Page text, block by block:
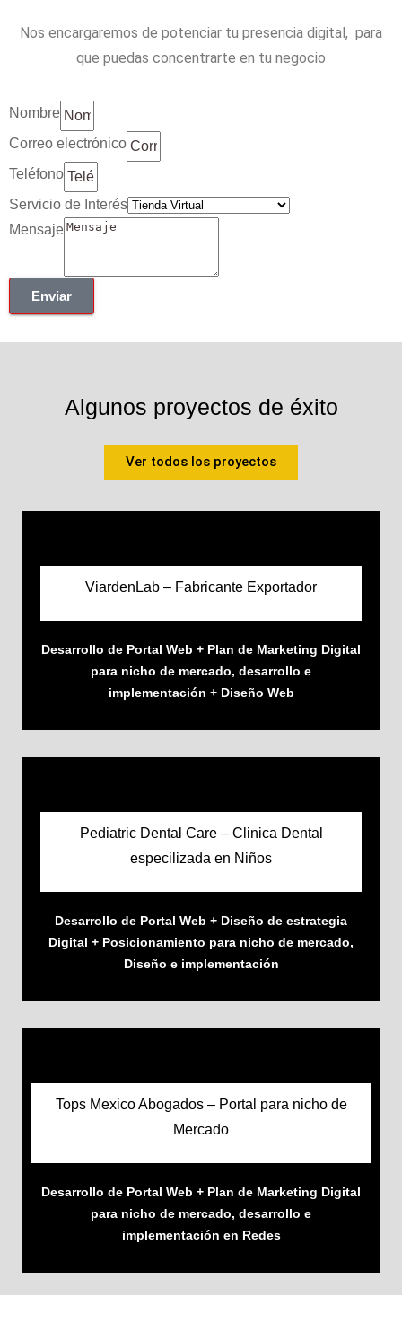
Nos encargaremos de potenciar tu presencia digital, para
que puedas concentrarte en tu negocio
Nombre
Correo electrónico
Teléfono
Servicio de Interés
Mensaje
Enviar
Algunos proyectos de éxito
Ver todos los proyectos
ViardenLab – Fabricante Exportador
Desarrollo de Portal Web + Plan de Marketing Digital
para nicho de mercado, desarrollo e
implementación + Diseño Web
Pediatric Dental Care – Clinica Dental
especilizada en Niños
Desarrollo de Portal Web + Diseño de estrategia
Digital + Posicionamiento para nicho de mercado,
Diseño e implementación
Tops Mexico Abogados – Portal para nicho de
Mercado
Desarrollo de Portal Web + Plan de Marketing Digital
para nicho de mercado, desarrollo e
implementación en Redes